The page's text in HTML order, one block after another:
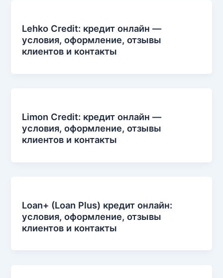
Lehko Credit: кредит онлайн —
условия, оформление, отзывы
клиентов и контакты
Limon Credit: кредит онлайн —
условия, оформление, отзывы
клиентов и контакты
Loan+ (Loan Plus) кредит онлайн:
условия, оформление, отзывы
клиентов и контакты